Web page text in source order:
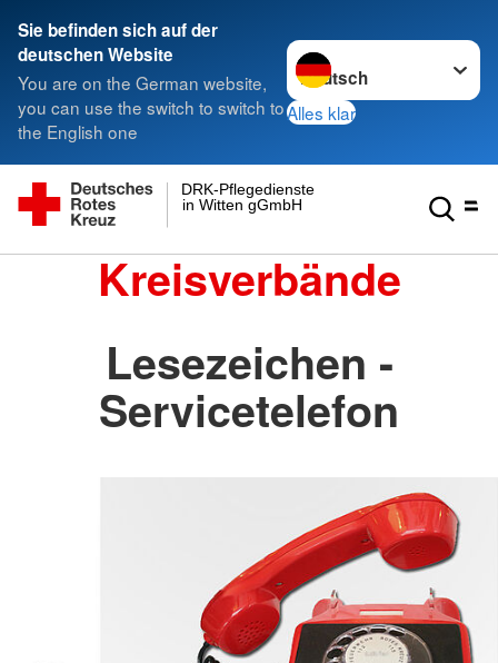
Sie befinden sich auf der
deutschen Website
You are on the German website,
you can use the switch to switch to
the English one
Sprache wechseln zu
Alles klar
in Witten gGmbH
DRK-Pflegedienste
Kreisverbände
Lesezeichen -
Servicetelefon